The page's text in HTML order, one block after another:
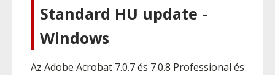
Standard HU update -
Windows
Az Adobe Acrobat 7.0.7 és 7.0.8 Professional és